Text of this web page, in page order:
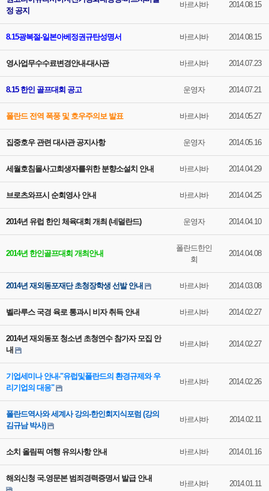
정 공지
바르샤바 2014.08.15
8.15광복절-일본아베정권규탄성명서 바르샤바 2014.08.15
영사업무수수료변경안내-대사관 바르샤바 2014.07.23
8.15 한인 골프대회 공고 운영자 2014.07.21
폴란드 전역 폭풍 및 호우주의보 발표 바르샤바 2014.05.27
집중호우 관련 대사관 공지사항 운영자 2014.05.16
세월호침몰사고희생자를위한 분향소설치 안내 바르샤바 2014.04.29
브로츠와프시 순회영사 안내 바르샤바 2014.04.25
2014년 유럽 한인 체육대회 개최 (네덜란드) 운영자 2014.04.10
2014년 한인골프대회 개최안내
폴란드한인
회
2014.04.08
2014년 재외동포재단 초청장학생 선발 안내 바르샤바 2014.03.08
벨라루스 국경 육로 통과시 비자 취득 안내 바르샤바 2014.02.27
2014년 재외동포 청소년 초청연수 참가자 모집 안
내
바르샤바 2014.02.27
기업세미나 안내-"유럽및폴란드의 환경규제와 우
리기업의 대응"
바르샤바 2014.02.26
폴란드역사와 세계사 강의-한인회지식포럼 (강의
김규남 박사)
바르샤바 2014.02.11
소치 올림픽 여행 유의사항 안내 바르샤바 2014.01.16
해외신청 국.영문본 범죄경력증명서 발급 안내
바르샤바 2014.01.11